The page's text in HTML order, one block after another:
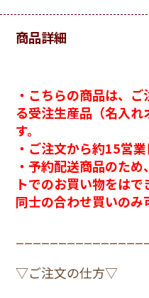
商品詳細
・こちらの商品は、
る受注生産品（名入
す。
・ご注文から約15営
・予約配送商品のた
トでのお買い物をは
同士の合わせ買いのみ
▽ご注文の仕方▽
1.青
1.青
12/12Pro
3,800円(税込)
1.青
1.青